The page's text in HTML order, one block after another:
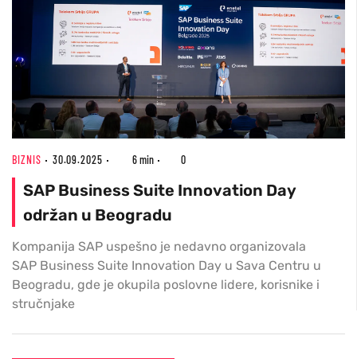
BIZNIS 30.09.2025 6 min 0
SAP Business Suite Innovation Day
održan u Beogradu
Kompanija SAP uspešno je nedavno organizovala
SAP Business Suite Innovation Day u Sava Centru u
Beogradu, gde je okupila poslovne lidere, korisnike i
stručnjake